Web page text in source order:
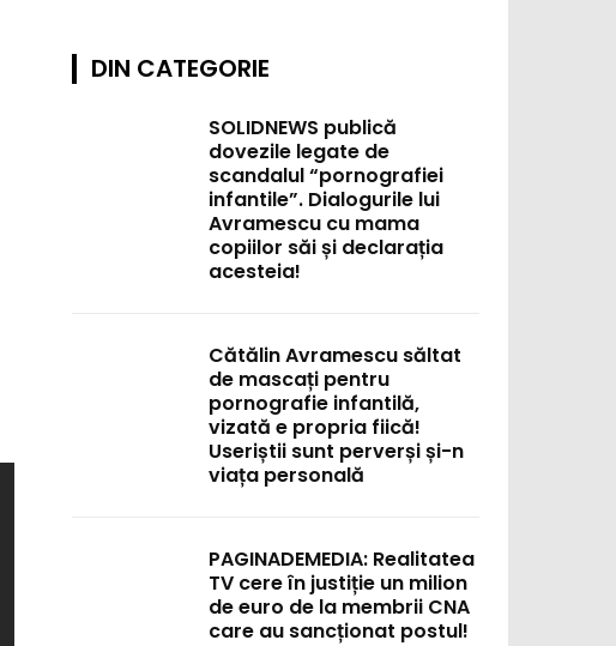
DIN CATEGORIE
SOLIDNEWS publică
dovezile legate de
scandalul “pornografiei
infantile”. Dialogurile lui
Avramescu cu mama
copiilor săi și declarația
acesteia!
Cătălin Avramescu săltat
de mascați pentru
pornografie infantilă,
vizată e propria fiică!
Useriștii sunt perverși și-n
viața personală
PAGINADEMEDIA: Realitatea
TV cere în justiție un milion
de euro de la membrii CNA
care au sancționat postul!